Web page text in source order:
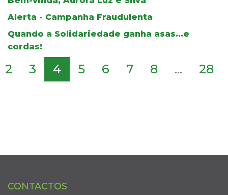
Alerta - Campanha Fraudulenta
Quando a Solidariedade ganha asas...e
cordas!
2 3 4 5 6 7 8 ... 28
CONTACTOS